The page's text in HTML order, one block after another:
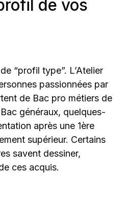
de vos
“profil type”. L’Atelier
passionnées par
de Bac pro métiers de
généraux, quelques-
après une 1ère
supérieur. Certains
savent dessiner,
ces acquis.